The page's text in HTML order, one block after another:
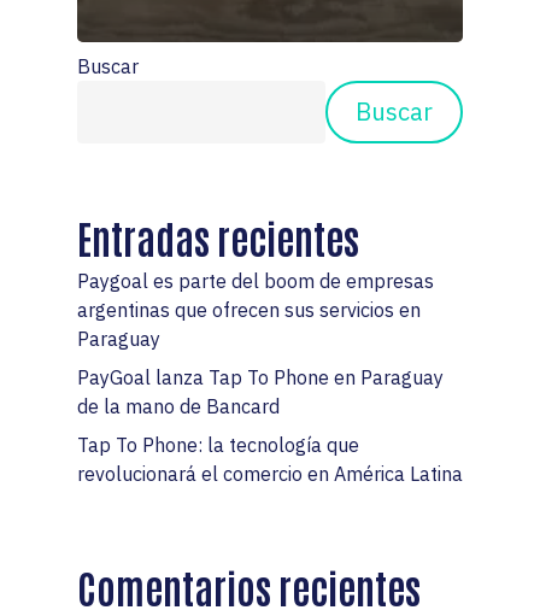
Buscar
Buscar
Entradas recientes
Paygoal es parte del boom de empresas
argentinas que ofrecen sus servicios en
Paraguay
PayGoal lanza Tap To Phone en Paraguay
de la mano de Bancard
Tap To Phone: la tecnología que
revolucionará el comercio en América Latina
Comentarios recientes